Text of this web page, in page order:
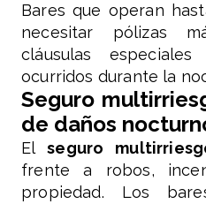
Bares que operan
necesitar pólizas
cláusulas
ocurridos durante la
Seguro
de daños
Elseguro
frente a robos,
propiedad. Los